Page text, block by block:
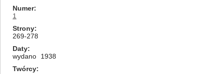
Numer
1
Strony
269-278
Daty
wydano
1938
Twórcy